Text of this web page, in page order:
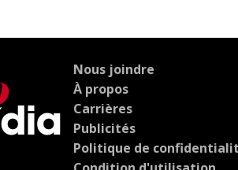
Nous joindre
À propos
Carrières
Publicités
Politique de